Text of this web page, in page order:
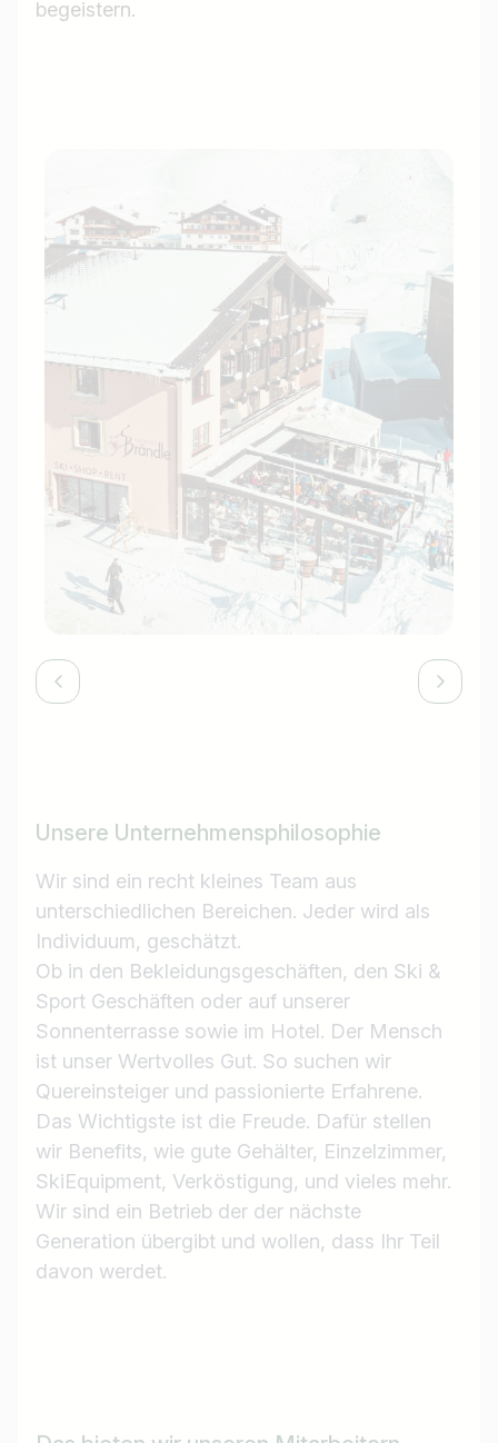
begeistern.
Unsere Unternehmensphilosophie
Wir sind ein recht kleines Team aus
unterschiedlichen Bereichen. Jeder wird als
Individuum, geschätzt.
Ob in den Bekleidungsgeschäften, den Ski &
Sport Geschäften oder auf unserer
Sonnenterrasse sowie im Hotel. Der Mensch
ist unser Wertvolles Gut. So suchen wir
Quereinsteiger und passionierte Erfahrene.
Das Wichtigste ist die Freude. Dafür stellen
wir Benefits, wie gute Gehälter, Einzelzimmer,
SkiEquipment, Verköstigung, und vieles mehr.
Wir sind ein Betrieb der der nächste
Generation übergibt und wollen, dass Ihr Teil
davon werdet.